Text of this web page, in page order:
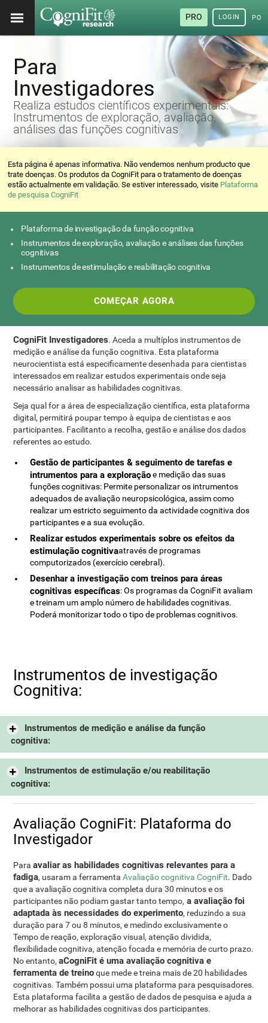
PRO LOGIN
Para
Investigadores
Realiza estudos científicos experimentais:
Instrumentos de exploração, avaliação,
análises das funções cognitivas
Esta página é apenas informativa. Não vendemos nenhum producto que
trate doenças. Os produtos da CogniFit para o tratamento de doenças
estão actualmente em validação. Se estiver interessado, visite Plataforma
de pesquisa CogniFit
Plataforma de investigação da função cognitiva
Instrumentos de exploração, avaliação e análises das funções
cognitivas
Instrumentos de estimulação e reabilitação cognitiva
COMEÇAR AGORA
CogniFit Investigadores. Aceda a multíplos instrumentos de
medição e análise da função cognitiva. Esta plataforma
neurocientista está especificamente desenhada para cientistas
interessados em realizar estudos experimentais onde seja
necessário analisar as habilidades cognitivas.
Seja qual for a área de especialização científica, esta plataforma
digital, permitirá poupar tempo à equipa de cientistas e aos
participantes. Facilitanto a recolha, gestão e análise dos dados
referentes ao estudo.
Gestão de participantes & seguimento de tarefas e
intrumentos para a exploraçãoe medição das suas
funções cognitivas: Permite personalizar os intrumentos
adequados de avaliação neuropsicológica, assim como
realizar um estricto seguimento da actividade cognitiva dos
participantes e a sua evolução.
Realizar estudos experimentais sobre os efeitos da
estimulação cognitivaatravés de programas
computorizados (exercício cerebral).
Desenhar a investigação com treinos para áreas
cognitivas específicas: Os programas da CogniFit avaliam
e treinam um amplo número de habilidades cognitivas.
Poderá monitorizar todo o tipo de problemas cognitivos.
Instrumentos de investigação
Cognitiva:
Instrumentos de medição e análise da função
cognitiva:
Instrumentos de estimulação e/ou reabilitação
cognitiva:
Avaliação CogniFit: Plataforma do
Investigador
Paraavaliar as habilidades cognitivas relevantes para a
fadiga, usaram a ferramenta Avaliação cognitiva CogniFit. Dado
que a avaliação cognitiva completa dura 30 minutos e os
participantes não podiam gastar tanto tempo, a avaliação foi
adaptada às necessidades do experimento, reduzindo a sua
duração para 7 ou 8 minutos, e medindo exclusivamente o
Tempo de reação, exploração visual, atenção dividida,
flexibilidade cognitiva, atenção focada e memória de curto prazo.
No entanto,aCogniFit é uma avaliação cognitiva e
ferramenta de treinoque mede e treina mais de 20 habilidades
cognitivas. Também possui uma plataforma para pesquisadores.
Esta plataforma facilita a gestão de dados de pesquisa e ajuda a
melhorar as habilidades cognitivas dos participantes.